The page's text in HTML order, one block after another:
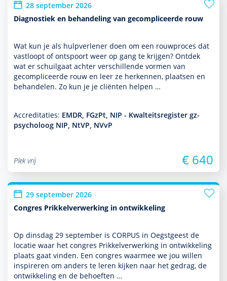
28 september 2026
Diagnostiek en behandeling van gecompliceerde rouw
Wat kun je als hulp­ver­le­ner doen om een rouwproces dat
vastloopt of ontspoort weer op gang te krijgen? Ontdek
wat er schuilgaat achter ver­schil­lende vormen van
gecompliceerde rouw en leer ze herkennen, plaatsen en
behan­delen. Zo kun je je cliënten helpen …
Accreditaties: EMDR, FGzPt, NIP - Kwalteitsregister gz-
psycholoog NIP, NtVP, NVvP
Plek vrij € 640
29 september 2026
Congres Prikkelverwerking in ontwikkeling
Op dins­dag 29 september is CORPUS in Oegstgeest de
locatie waar het congres Prikkelverwerking in ont­wikke­ling
plaats gaat vinden. Een congres waarmee we jou willen
inspireren om anders te leren kijken naar het gedrag, de
ont­wikke­ling en de behoeften …